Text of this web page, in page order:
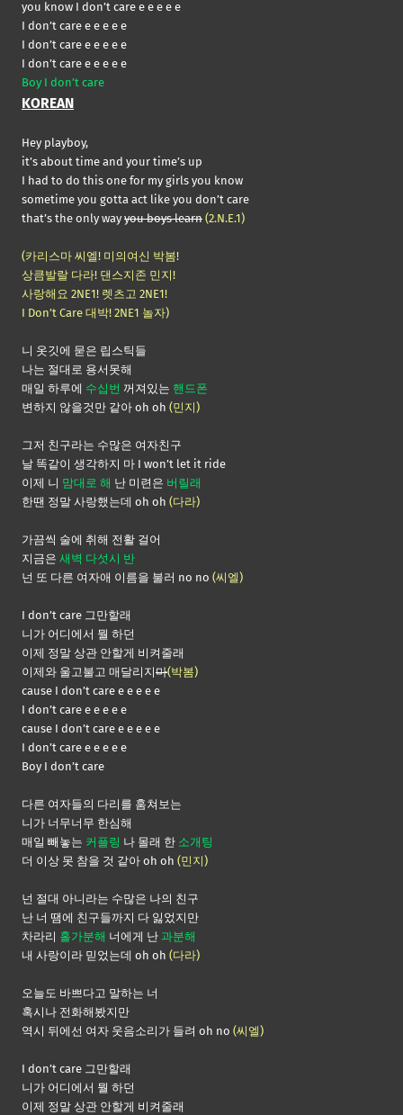
you know I don’t care e e e e e
I don’t care e e e e e
I don’t care e e e e e
I don’t care e e e e e
Boy I don’t care
KOREAN
Hey playboy,
it’s about time and your time’s up
I had to do this one for my girls you know
sometime you gotta act like you don’t care
that’s the only way you boys learn (2.N.E.1)
(카리스마 씨엘! 미의여신 박봄!
상큼발랄 다라! 댄스지존 민지!
사랑해요 2NE1! 렛츠고 2NE1!
I Don’t Care 대박! 2NE1 놀자)
니 옷깃에 묻은 립스틱들
나는 절대로 용서못해
매일 하루에 수십번 꺼져있는 핸드폰
변하지 않을것만 같아 oh oh (민지)
그저 친구라는 수많은 여자친구
날 똑같이 생각하지 마 I won’t let it ride
이제 니 맘대로 해 난 미련은 버릴래
한땐 정말 사랑했는데 oh oh (다라)
가끔씩 술에 취해 전활 걸어
지금은 새벽 다섯시 반
넌 또 다른 여자애 이름을 불러 no no (씨엘)
I don’t care 그만할래
니가 어디에서 뭘 하던
이제 정말 상관 안할게 비켜줄래
이제와 울고불고 매달리지마(박봄)
cause I don’t care e e e e e
I don’t care e e e e e
cause I don’t care e e e e e
I don’t care e e e e e
Boy I don’t care​
다른 여자들의 다리를 훔쳐보는
니가 너무너무 한심해
매일 빼놓는 커플링 나 몰래 한 소개팅
더 이상 못 참을 것 같아 oh oh (민지)
넌 절대 아니라는 수많은 나의 친구
난 너 땜에 친구들까지 다 잃었지만
차라리 홀가분해 너에게 난 과분해
내 사랑이라 믿었는데 oh oh (다라)
오늘도 바쁘다고 말하는 너
혹시나 전화해봤지만
역시 뒤에선 여자 웃음소리가 들려 oh no (씨엘)
I don’t care 그만할래
니가 어디에서 뭘 하던
이제 정말 상관 안할게 비켜줄래